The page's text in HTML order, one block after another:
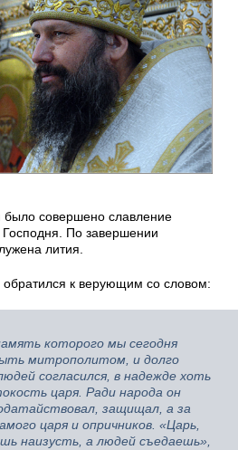
было совершено славление
Господня. По завершении
лития.
к верующим со словом:
которого мы сегодня
митрополитом, и долго
согласился, в надежде хоть
царя. Ради народа он
защищал, а за
царя и опричников. «Царь,
наизусть, а людей съедаешь»,